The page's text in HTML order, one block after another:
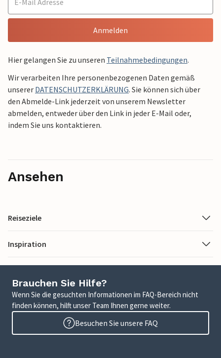
Anmelden
Hier gelangen Sie zu unseren Teilnahmebedingungen.
Wir verarbeiten Ihre personenbezogenen Daten gemäß
unserer DATENSCHUTZERKLÄRUNG. Sie können sich über
den Abmelde-Link jederzeit von unserem Newsletter
abmelden, entweder über den Link in jeder E-Mail oder,
indem Sie uns kontaktieren.
Ansehen
Reiseziele
Inspiration
Brauchen Sie Hilfe?
Wenn Sie die gesuchten Informationen im FAQ-Bereich nicht
finden können, hilft unser Team Ihnen gerne weiter.
Besuchen Sie unsere FAQ